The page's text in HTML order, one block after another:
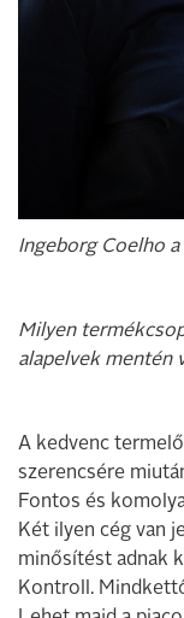
Ingeborg Coelho
Milyen
alapelvek mentén
A kedvenc
szerencsére
Fontos és
Két ilyen cég van
minősítést adnak
Kontroll.